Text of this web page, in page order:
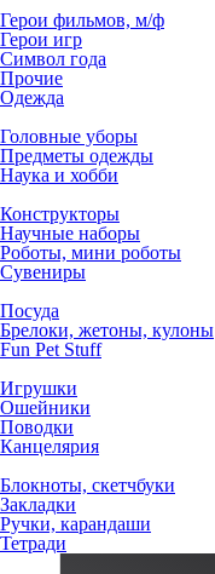
Герои фильмов, м/ф
Герои игр
Символ года
Прочие
Одежда
Головные уборы
Предметы одежды
Наука и хобби
Конструкторы
Научные наборы
Роботы, мини роботы
Сувениры
Посуда
Брелоки, жетоны, кулоны
Fun Pet Stuff
Игрушки
Ошейники
Поводки
Канцелярия
Блокноты, скетчбуки
Закладки
Ручки, карандаши
Тетради